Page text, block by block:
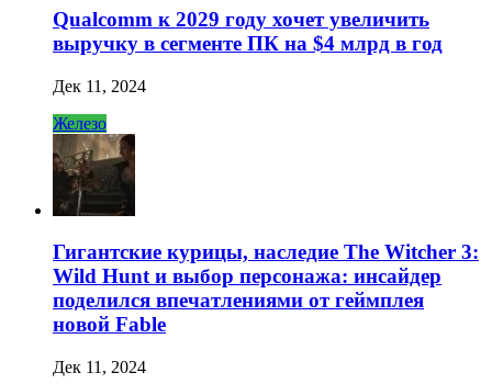
Qualcomm к 2029 году хочет увеличить
выручку в сегменте ПК на $4 млрд в год
Дек 11, 2024
Железо
Гигантские курицы, наследие The Witcher 3:
Wild Hunt и выбор персонажа: инсайдер
поделился впечатлениями от геймплея
новой Fable
Дек 11, 2024